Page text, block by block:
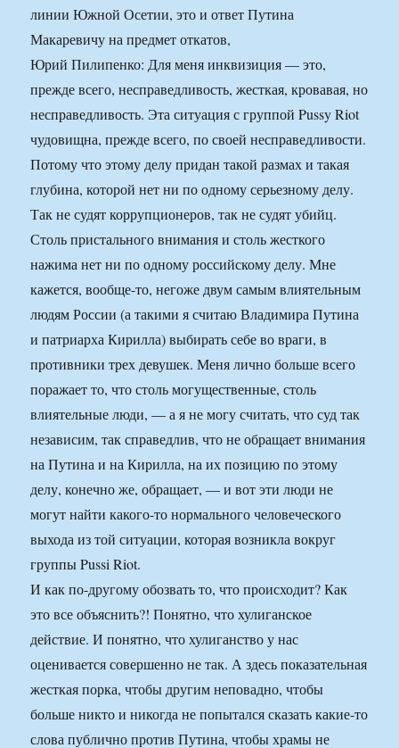
линии Южной Осетии, это и ответ Путина
Макаревичу на предмет откатов,
Юрий Пилипенко: Для меня инквизиция — это,
прежде всего, несправедливость, жесткая, кровавая, но
несправедливость. Эта ситуация с группой Pussy Riot
чудовищна, прежде всего, по своей несправедливости.
Потому что этому делу придан такой размах и такая
глубина, которой нет ни по одному серьезному делу.
Так не судят коррупционеров, так не судят убийц.
Столь пристального внимания и столь жесткого
нажима нет ни по одному российскому делу. Мне
кажется, вообще-то, негоже двум самым влиятельным
людям России (а такими я считаю Владимира Путина
и патриарха Кирилла) выбирать себе во враги, в
противники трех девушек. Меня лично больше всего
поражает то, что столь могущественные, столь
влиятельные люди, — а я не могу считать, что суд так
независим, так справедлив, что не обращает внимания
на Путина и на Кирилла, на их позицию по этому
делу, конечно же, обращает, — и вот эти люди не
могут найти какого-то нормального человеческого
выхода из той ситуации, которая возникла вокруг
группы Pussi Riot.
И как по-другому обозвать то, что происходит? Как
это все объяснить?! Понятно, что хулиганское
действие. И понятно, что хулиганство у нас
оценивается совершенно не так. А здесь показательная
жесткая порка, чтобы другим неповадно, чтобы
больше никто и никогда не попытался сказать какие-то
слова публично против Путина, чтобы храмы не